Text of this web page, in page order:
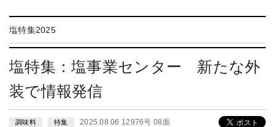
塩特集2025
塩特集：塩事業センター 新たな外
装で情報発信
調味料 特集 2025.08.06 12976号 08面